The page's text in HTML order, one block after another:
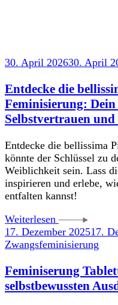
30. April 202630. April
Entdecke die
Feminisierung: Dein
Selbstvertrauen
Entdecke die bellissima
könnte der Schlüssel zu
Weiblichkeit sein. Lass
inspirieren und erlebe,
entfalten kannst!
Weiterlesen
17. Dezember 202517.
Zwangsfeminisierung
Feminiserung
selbstbewussten